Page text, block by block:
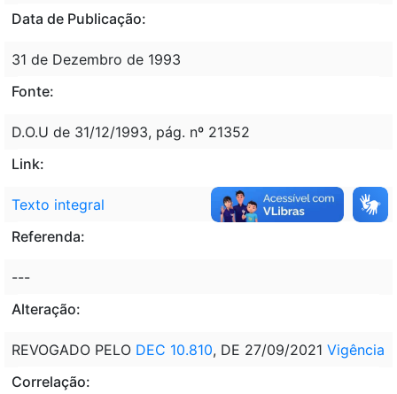
Data de Publicação:
31 de Dezembro de 1993
Fonte:
D.O.U de 31/12/1993, pág. nº 21352
Link:
Texto integral
Referenda:
---
Alteração:
REVOGADO PELO DEC 10.810, DE 27/09/2021 Vigência
Correlação: